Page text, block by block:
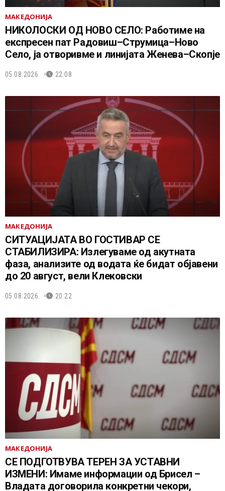
МАКЕДОНИЈА
НИКОЛОСКИ ОД НОВО СЕЛО: Работиме на
експресен пат Радовиш–Струмица–Ново
Село, ја отворивме и линијата Женева–Скопје
05.08.2026. 22:08
МАКЕДОНИЈА
СИТУАЦИЈАТА ВО ГОСТИВАР СЕ
СТАБИЛИЗИРА: Излегуваме од акутната
фаза, анализите од водата ќе бидат објавени
до 20 август, вели Клековски
05.08.2026. 20:22
МАКЕДОНИЈА
СЕ ПОДГОТВУВА ТЕРЕН ЗА УСТАВНИ
ИЗМЕНИ: Имаме информации од Брисел –
Владата договорила конкретни чекори,